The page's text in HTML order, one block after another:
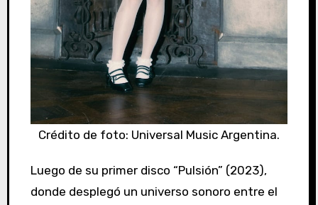
Crédito de foto: Universal Music Argentina.
Luego de su primer disco “Pulsión” (2023),
donde desplegó un universo sonoro entre el